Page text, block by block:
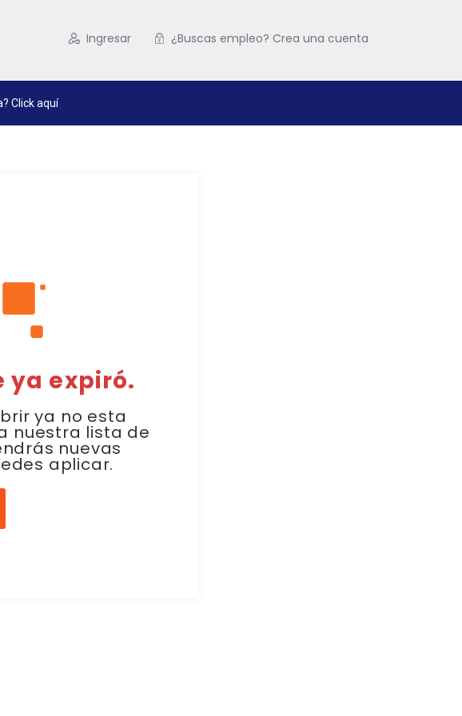
Ingresar ¿Buscas empleo? Crea una cuenta
Click aquí
ya expiró.
ya no esta
nuestra lista de
nuevas
aplicar.